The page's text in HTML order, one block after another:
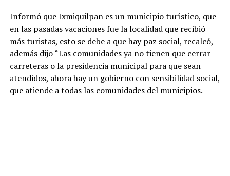
Informó que Ixmiquilpan es un municipio turístico, que
en las pasadas vacaciones fue la localidad que recibió
más turistas, esto se debe a que hay paz social, recalcó,
además dijo “Las comunidades ya no tienen que cerrar
carreteras o la presidencia municipal para que sean
atendidos, ahora hay un gobierno con sensibilidad social,
que atiende a todas las comunidades del municipios.